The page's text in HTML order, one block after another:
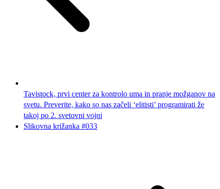
Tavistock, prvi center za kontrolo uma in pranje možganov na
svetu. Preverite, kako so nas začeli ‘elitisti’ programirati že
takoj po 2. svetovni vojni
Slikovna križanka #033